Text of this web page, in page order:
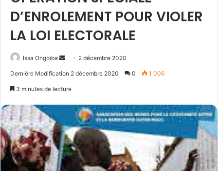
D’ENROLEMENT POUR VIOLER
LA LOI ELECTORALE
Issa Ongoïba
Send 2 décembre 2020
Dernière Modification 2 décembre 2020 0 1 006
3 minutes de lecture